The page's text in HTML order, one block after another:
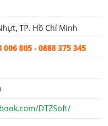
TP. Hồ Chí Minh
006 805-0888 375 345
DTZSoft/